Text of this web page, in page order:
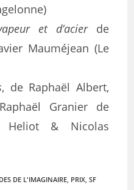
et d’acierde
Mauméjean (Le
, de Raphaël Albert,
Granier de
Heliot & Nicolas
DE L'IMAGINAIRE, PRIX, SF